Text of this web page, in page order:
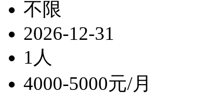
不限
2026-12-31
1人
4000-5000元/月